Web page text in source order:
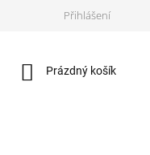
Přihlášení
Nákupní
Prázdný košík